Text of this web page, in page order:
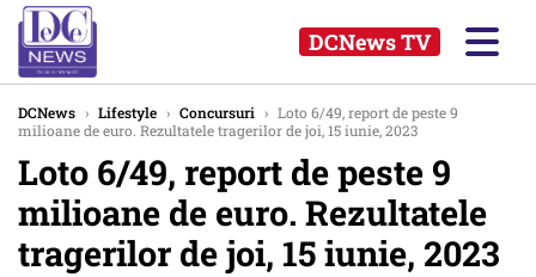
DCNews TV
DCNews › Lifestyle › Concursuri › Loto 6/49, report de peste 9
milioane de euro. Rezultatele tragerilor de joi, 15 iunie, 2023
Loto 6/49, report de peste 9
milioane de euro. Rezultatele
tragerilor de joi, 15 iunie, 2023